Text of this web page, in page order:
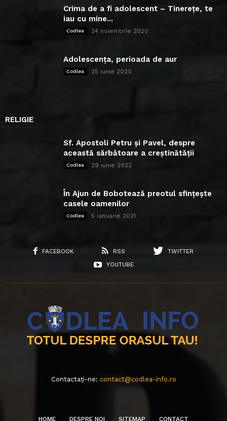
Crima de a fi adolescent – Tinerețe, te
iau cu mine...
Codlea 24 noiembrie 2020
Adolescența, perioada de aur
Codlea 25 iunie 2020
RELIGIE
Sf. Apostoli Petru și Pavel, despre
această sărbătoare a creștinătății
Codlea 29 iunie 2022
În Ajun de Bobotează preotul sfințește
casele oamenilor
Codlea 5 ianuarie 2021
FACEBOOK RSS
TWITTER
YOUTUBE
Contactați-ne: contact@codlea-info.ro
HOME DESPRE NOI SITEMAP CONTACT